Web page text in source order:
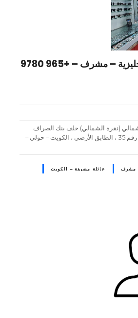
البصريات الإنجليزية – مشرف – +965 9780
(نقرة الشمالي) خلف بنك الصراف
الآلي التجاري ، محل رقم 35 ، الطابق الأرضي ، الكويت – حولي –
– مشرف
عائلة مضيفة – الكويت